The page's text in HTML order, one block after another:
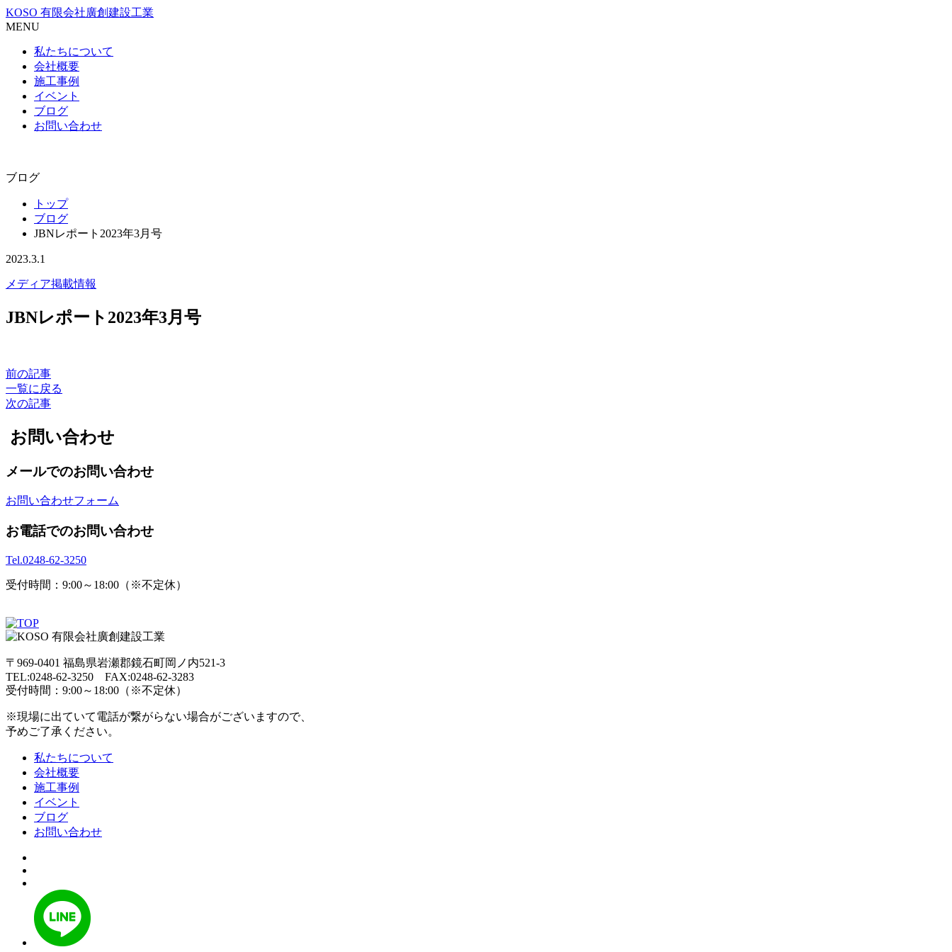
KOSO 有限会社廣創建設工業
MENU
私たちについて
会社概要
施工事例
イベント
ブログ
お問い合わせ
ブログ
トップ
ブログ
JBNレポート2023年3月号
2023.3.1
メディア掲載情報
JBNレポート2023年3月号
前の記事
一覧に戻る
次の記事
お問い合わせ
メールでのお問い合わせ
お問い合わせフォーム
お電話でのお問い合わせ
Tel.0248-62-3250
受付時間：9:00～18:00（※不定休）
〒969-0401 福島県岩瀬郡鏡石町岡ノ内521-3
TEL:0248-62-3250 FAX:0248-62-3283
受付時間：9:00～18:00（※不定休）
※現場に出ていて電話が繋がらない場合がございますので、
予めご了承ください。
私たちについて
会社概要
施工事例
イベント
ブログ
お問い合わせ